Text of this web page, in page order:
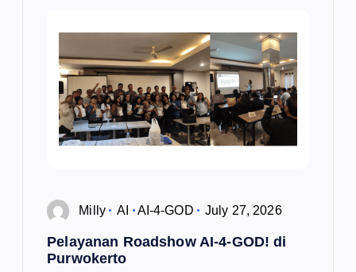
Milly AI AI-4-GOD July 27, 2026
Pelayanan Roadshow AI-4-GOD! di
Purwokerto